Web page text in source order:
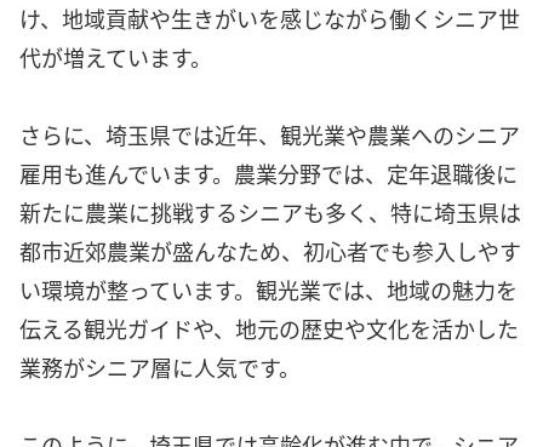
け、地域貢献や生きがいを感じながら働くシニア世
代が増えています。
さらに、埼玉県では近年、観光業や農業へのシニア
雇用も進んでいます。農業分野では、定年退職後に
新たに農業に挑戦するシニアも多く、特に埼玉県は
都市近郊農業が盛んなため、初心者でも参入しやす
い環境が整っています。観光業では、地域の魅力を
伝える観光ガイドや、地元の歴史や文化を活かした
業務がシニア層に人気です。